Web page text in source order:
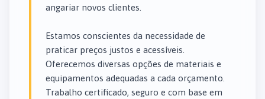
angariar novos clientes.
Estamos conscientes da necessidade de
praticar preços justos e acessíveis.
Oferecemos diversas opções de materiais e
equipamentos adequadas a cada orçamento.
Trabalho certificado, seguro e com base em